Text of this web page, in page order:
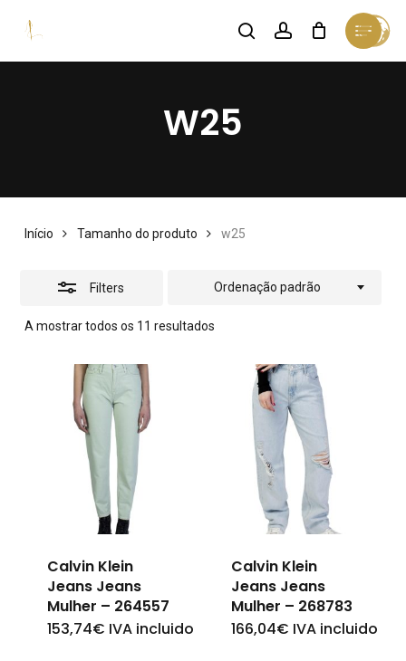
searchaccount
Menu
Close
Cart
W25
Início Tamanho do produto w25
Filters
A mostrar todos os 11 resultados
Ordenação padrão
Close
Calvin Klein
Jeans Jeans
Mulher – 264557
153,74€ IVA incluido
This
Calvin Klein
Jeans Jeans
Mulher – 268783
166,04€ IVA incluido
This
Close